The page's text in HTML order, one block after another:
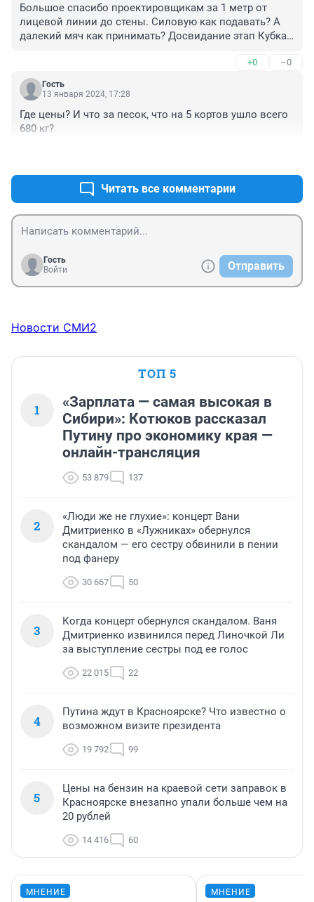
Большое спасибо проектировщикам за 1 метр от
лицевой линии до стены. Силовую как подавать? А
далекий мяч как принимать? Досвидание этап Кубка
нет. А экспертизу спортивно объекта кто проводил?
Наверно чиновник от спорта?
+0 –0
Гость
13 января 2024, 17:28
Где цены? И что за песок, что на 5 кортов ушло всего
680 кг?
Читать все комментарии
Гость
Войти
Отправить
Новости СМИ2
ТОП 5
1
«Зарплата — самая высокая в
Сибири»: Котюков рассказал
Путину про экономику края —
онлайн-трансляция
53 879 137
2
«Люди же не глухие»: концерт Вани
Дмитриенко в «Лужниках» обернулся
скандалом — его сестру обвинили в пении
под фанеру
30 667 50
3
Когда концерт обернулся скандалом. Ваня
Дмитриенко извинился перед Линочкой Ли
за выступление сестры под ее голос
22 015 22
4
Путина ждут в Красноярске? Что известно о
возможном визите президента
19 792 99
5
Цены на бензин на краевой сети заправок в
Красноярске внезапно упали больше чем на
20 рублей
14 416 60
МНЕНИЕ МНЕНИЕ